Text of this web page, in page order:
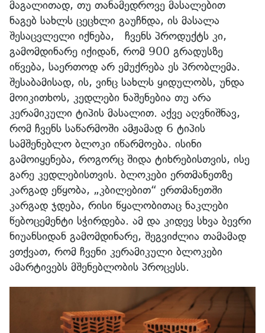
მაგალითად, თუ თანამედროვე მასალებით
ნაგებ სახლს ცეცხლი გაუჩნდა, ის მასალა
შესაცვლელი იქნება, ჩვენს პროდუქტს კი,
გამომდინარე იქიდან, რომ 900 გრადუსზე
იწვება, საერთოდ არ ემუქრება ეს პრობლემა.
შესაბამისად, ის, ვინც სახლს ყიდულობს, უნდა
მოიკითხოს, კედლები ნაშენებია თუ არა
კერამიკული ტიპის მასალით. აქვე აღვნიშნავ,
რომ ჩვენს საწარმოში ამჟამად 6 ტიპის
სამშენებლო ბლოკი იწარმოება. ისინი
გამოიყენება, როგორც შიდა ტიხრებისთვის, ისე
გარე კედლებისთვის. ბლოკები ერთმანეთზე
კარგად ეწყობა, „კბილებით“ ერთმანეთში
კარგად ჯდება, რისი წყალობითაც ნაკლები
წებოცემენტი სჭირდება. ამ და კიდევ სხვა ბევრი
ნიუანსიდან გამომდინარე, შეგვიძლია თამამად
ვთქვათ, რომ ჩვენი კერამიკული ბლოკები
ამარტივებს მშენებლობის პროცესს.